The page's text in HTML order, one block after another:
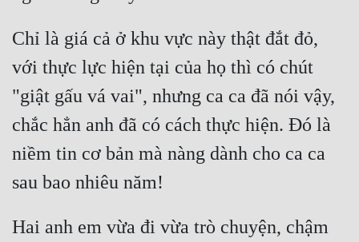
Đẹp
Đẹp Hiệp
Tính Cách Nhân Vật :
Điềm Đạm
Chỉ là giá cả ở khu vực này thật đắt đỏ,
với thực lực hiện tại của họ thì có chút
"giật gấu vá vai", nhưng ca ca đã nói vậy,
chắc hẳn anh đã có cách thực hiện. Đó là
niềm tin cơ bản mà nàng dành cho ca ca
Hai anh em vừa đi vừa trò chuyện, chậm